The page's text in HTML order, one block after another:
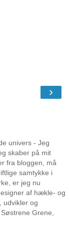
›
univers - Jeg
skaber på mit
fra bloggen, må
samtykke i
er jeg nu
af hækle- og
udvikler og
Grene,